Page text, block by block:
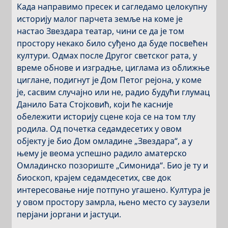
Када направимо пресек и сагледамо целокупну
историју малог парчета земље на коме је
настао Звездара театар, чини се да је том
простору некако било суђено да буде посвећен
култури. Одмах после Другог светског рата, у
време обнове и изградње, циглама из оближње
циглане, подигнут је Дом Петог рејона, у коме
је, сасвим случајно или не, радио будући глумац
Данило Бата Стојковић, који ће касније
обележити историју сцене која се на том тлу
родила. Од почетка седамдесетих у овом
објекту је био Дом омладине „Звездара“, а у
њему је веома успешно радило аматерско
Омладинско позориште „Симонида“. Био је ту и
биоскоп, крајем седамдесетих, све док
интересовање није потпуно угашено. Култура је
у овом простору замрла, њено место су заузели
перјани јоргани и јастуци.